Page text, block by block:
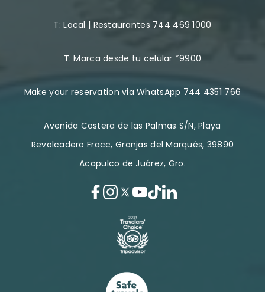
T:Local | Restaurantes 744 469 1000
T:Marca desde tu celular *9900
Make your reservation via WhatsApp 744 4351 766
Avenida Costera de las Palmas S/N, Playa
Revolcadero Fracc, Granjas del Marqués, 39890
Acapulco de Juárez, Gro.